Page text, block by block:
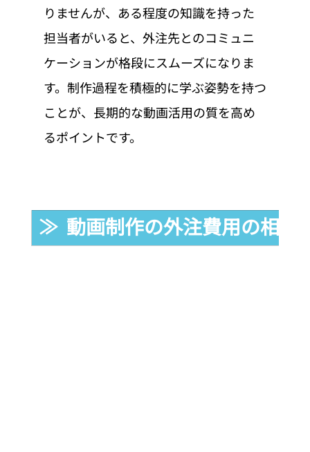
りませんが、ある程度の知識を持った
担当者がいると、外注先とのコミュニ
ケーションが格段にスムーズになりま
す。制作過程を積極的に学ぶ姿勢を持つ
ことが、長期的な動画活用の質を高め
るポイントです。
≫  動画制作の外注費用の相場